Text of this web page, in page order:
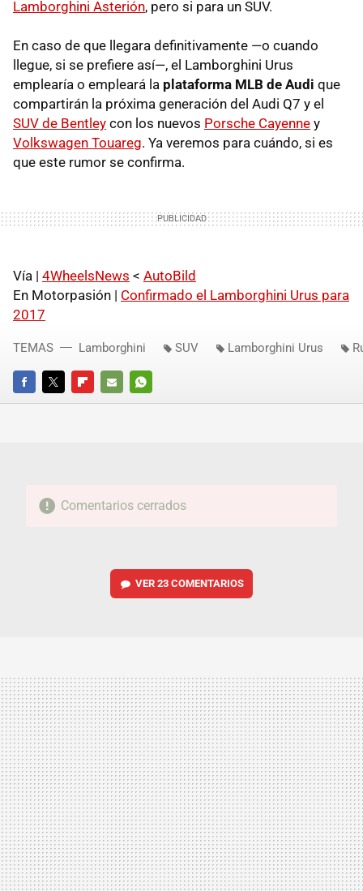
Lamborghini Asterión, pero si para un SUV.
En caso de que llegara definitivamente —o cuando
llegue, si se prefiere así—, el Lamborghini Urus
emplearía o empleará la plataforma MLB de Audi que
compartirán la próxima generación del Audi Q7 y el
SUV de Bentley con los nuevos Porsche Cayenne y
Volkswagen Touareg. Ya veremos para cuándo, si es
que este rumor se confirma.
Vía | 4WheelsNews < AutoBild
En Motorpasión | Confirmado el Lamborghini Urus para
2017
FACEBOOKTWITTERFLIPBOARD
E-
WHATSAPP
TEMAS Lamborghini SUV Lamborghini Urus
Comentarios cerrados
VER 23 COMENTARIOS